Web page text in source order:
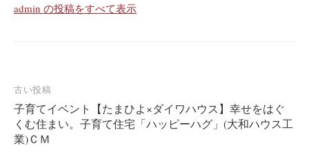
admin の投稿をすべて表示
投
稿
ナ
古い投稿
子育てイベント
【たまひよ×ダイワハウス】幸せをはぐ
くむ住まい。子育て住宅「ハッピーハグ」(大和ハウス工
業)ＣＭ